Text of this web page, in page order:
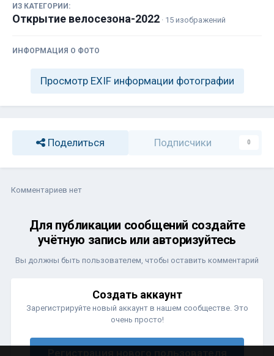
ИЗ КАТЕГОРИИ:
Открытие велосезона-2022 · 15 изображений
ИНФОРМАЦИЯ О ФОТО
Просмотр EXIF информации фотографии
Поделиться Подписчики 0
Комментариев нет
Для публикации сообщений создайте
учётную запись или авторизуйтесь
Вы должны быть пользователем, чтобы оставить комментарий
Создать аккаунт
Зарегистрируйте новый аккаунт в нашем сообществе. Это
очень просто!